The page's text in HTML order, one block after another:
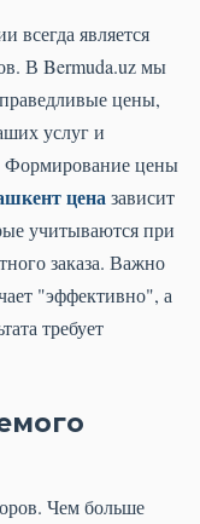
всегда является
В Bermuda.uz мы
цены,
услуг и
Формирование цены
ценазависит
учитываются при
заказа. Важно
"эффективно", а
требует
Чем больше